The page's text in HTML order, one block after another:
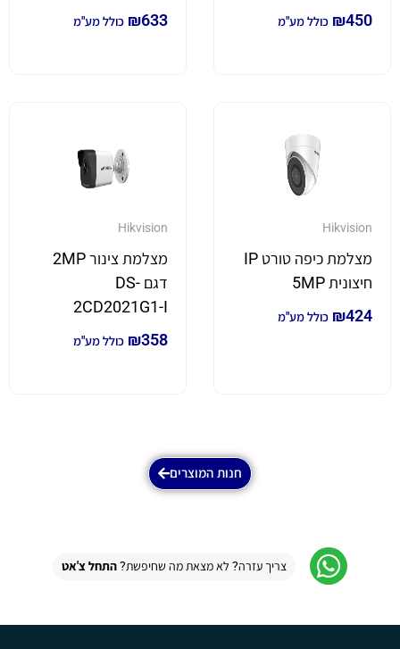
₪450 כולל מע"מ
₪633 כולל מע"מ
Hikvision
מצלמת כיפה טורט IP
חיצונית 5MP
₪424 כולל מע"מ
Hikvision
מצלמת צינור 2MP
דגם DS-
2CD2021G1-I
₪358 כולל מע"מ
חנות המוצרים
צריך עזרה? לא מצאת מה שחיפשת?התחל צ'אט